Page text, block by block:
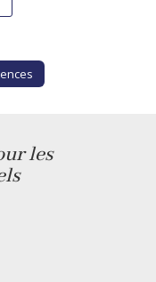
les